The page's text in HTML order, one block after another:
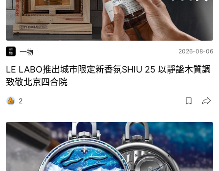
一物 2026-08-06
LE LABO推出城市限定新香氛SHIU 25 以靜謐木質調
致敬北京四合院
2